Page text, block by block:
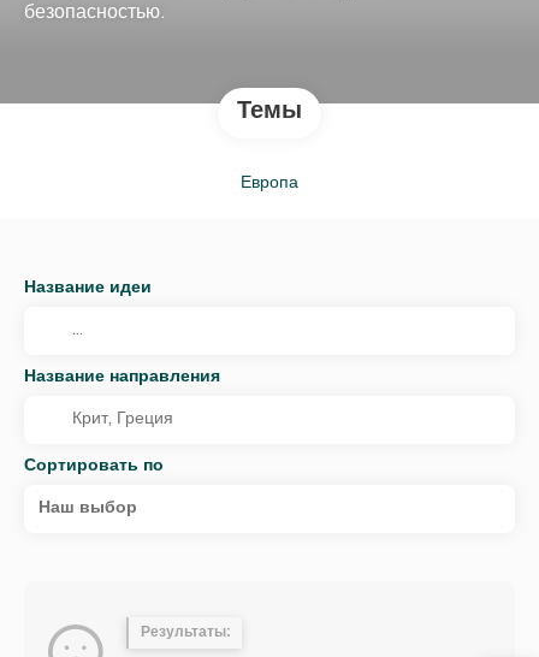
безопасностью.
Темы
Европа
Название идеи
Название направления
Сортировать по
Наш выбор
Результаты: